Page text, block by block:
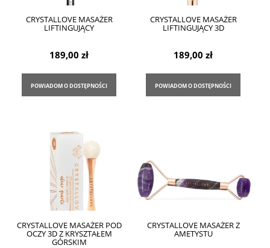
CRYSTALLOVE MASAŻER
LIFTINGUJĄCY
189,00 zł
POWIADOM O DOSTĘPNOŚCI
CRYSTALLOVE MASAŻER
LIFTINGUJĄCY 3D
189,00 zł
POWIADOM O DOSTĘPNOŚCI
CRYSTALLOVE MASAŻER POD
OCZY 3D Z KRYSZTAŁEM
GÓRSKIM
CRYSTALLOVE MASAŻER Z
AMETYSTU